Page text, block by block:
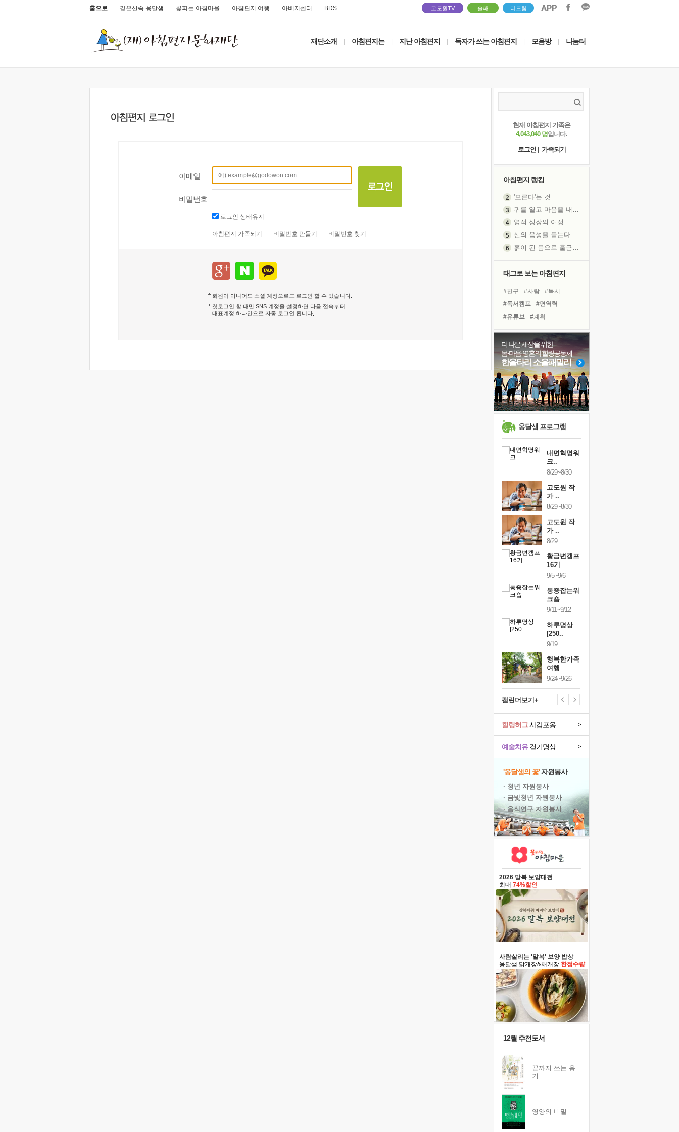
홈으로 깊은산속 옹달샘 꽃피는 아침마을 아침편지 여행 아버지센터 BDS 고도원TV 솔패 더드림
재단소개 아침편지는 지난 아침편지 독자가 쓰는 아침편지 모음방 나눔터
이메일
비밀번호
로그인 상태유지
아침편지 가족되기 비밀번호 만들기 비밀번호 찾기
회원이 아니어도 소셜 계정으로도 로그인 할 수 있습니다.
첫로그인 할 때만 SNS 계정을 설정하면 다음 접속부터
대표계정 하나만으로 자동 로그인 됩니다
현재 아침편지 가족은
4,043,040 명입니다.
로그인
가족되기
아침편지 랭킹
'모른다'는 것
영적 성장의 여정
신의 음성을 듣는다
'말 타는 법'을 먼저
졸업식 사진을 보며
극심한 변비, 어깨결림, 수면 장애
아픈 아버지를 위한 공간 설계
슬럼프
보고 싶은 어머니
유년 시절의 부산 영도 바다
못된 꼰대들
너무 황홀한 꽃들이여!
'모른다'는 것
태그로 보는 아침편지
#친구 #사람
#독서
#독서캠프
#면역력
#유튜브
#계획
#힐링
#리더
#경험
#희망
#도움
#위기
#다짐
#명상
#선택
#아이들
#링컨학교
#삶
#비전캠프
#극복
더 나은 세상을 위한
몸·마음·영혼의 힐링공동체
한울타리 소울패밀리
옹달샘 프로그램
내면혁명워
크..
8/29~8/30
고도원 작
가 ..
8/29~8/30
고도원 작
가 ..
8/29
황금변캠프
16기
9/5~9/6
통증잡는워
크숍
9/11~9/12
하루명상
[250..
9/19
행복한가족
여행
9/24~9/26
캘린더보기+
예술치유걷기명상 >
힐링허그사감포옹 >
'옹달샘의 꽃'자원봉사
· 청년 자원봉사
· 금빛청년 자원봉사
· 음식연구 자원봉사
2026 말복 보양대전
최대 74%할인
사람살리는 '말복' 보양 밥상
옹달샘 닭개장&채개장 한정수량
12월 추천도서
끝까지 쓰는 용
기
영양의 비밀